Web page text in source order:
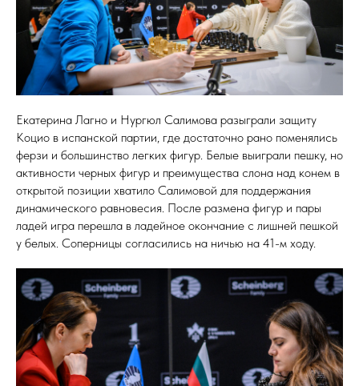
Екатерина Лагно и Нургюл Салимова разыграли защиту
Коцио в испанской партии, где достаточно рано поменялись
ферзи и большинство легких фигур. Белые выиграли пешку, но
активности черных фигур и преимущества слона над конем в
открытой позиции хватило Салимовой для поддержания
динамического равновесия. После размена фигур и пары
ладей игра перешла в ладейное окончание с лишней пешкой
у белых. Соперницы согласились на ничью на 41-м ходу.